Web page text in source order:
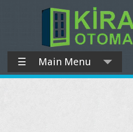
☰ Main Menu